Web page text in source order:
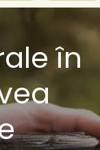
în